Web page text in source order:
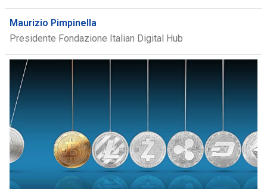
Maurizio Pimpinella
Presidente Fondazione Italian Digital Hub